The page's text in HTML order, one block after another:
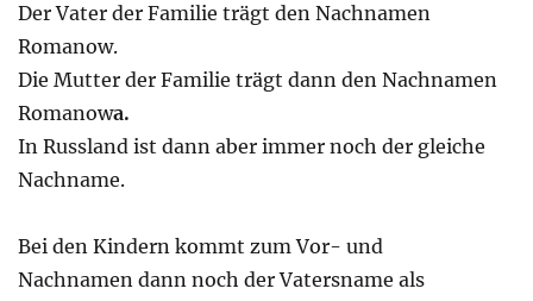
Der Vater der Familie trägt den Nachnamen
Romanow.
Die Mutter der Familie trägt dann den Nachnamen
Romanowa.
In Russland ist dann aber immer noch der gleiche
Nachname.
Bei den Kindern kommt zum Vor- und
Nachnamen dann noch der Vatersname als